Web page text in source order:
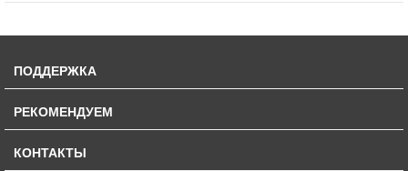
ПОДДЕРЖКА
РЕКОМЕНДУЕМ
КОНТАКТЫ